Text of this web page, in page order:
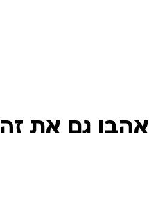
גם את זה